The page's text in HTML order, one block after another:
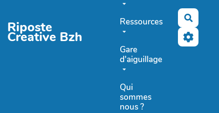
Riposte
Creative Bzh
Ressources
Gare
d'aiguillage
Qui
sommes
nous ?